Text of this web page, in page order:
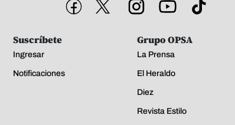
Suscríbete
Ingresar
Notificaciones
Grupo OPSA
La Prensa
El Heraldo
Diez
Revista Estilo